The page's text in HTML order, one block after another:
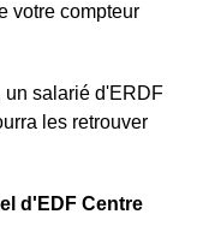
votre compteur
un salarié d'ERDF
les retrouver
d'EDF Centre